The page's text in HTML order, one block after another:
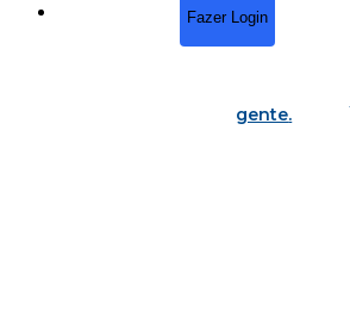
Fazer Login
gente.